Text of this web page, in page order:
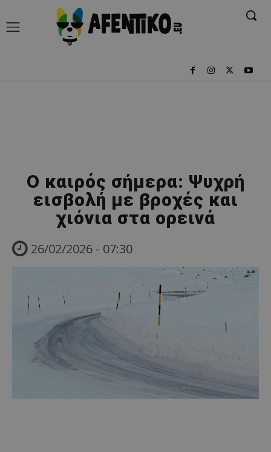
Ο καιρός σήμερα: Ψυχρή
εισβολή με βροχές και
χιόνια στα ορεινά
26/02/2026 - 07:30